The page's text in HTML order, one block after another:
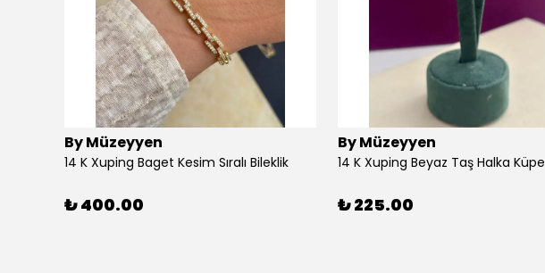
By Müzeyyen
14 K Xuping Baget Kesim Sıralı Bileklik
₺ 400.00
By Müzeyyen
14 K Xuping Beyaz Taş Halka Küpe
₺ 225.00